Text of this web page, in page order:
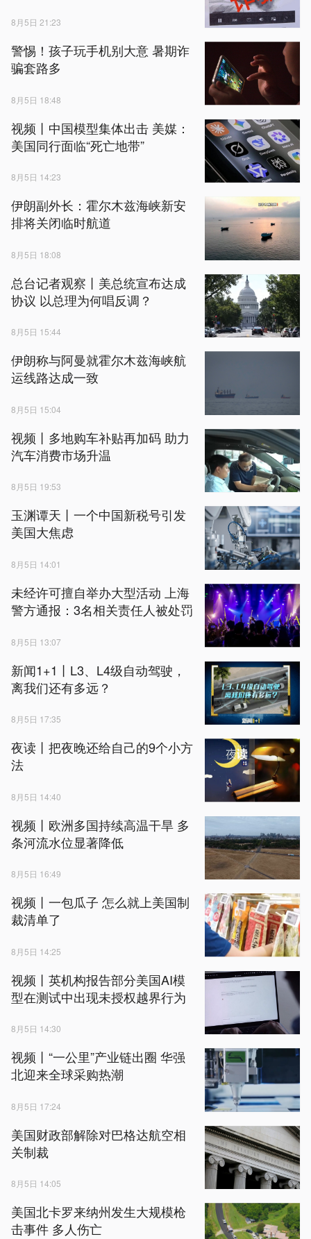
8月5日 21:23
警惕！孩子玩手机别大意 暑期诈
骗套路多
8月5日 18:48
视频丨中国模型集体出击 美媒：
美国同行面临“死亡地带”
8月5日 14:23
伊朗副外长：霍尔木兹海峡新安
排将关闭临时航道
8月5日 18:08
总台记者观察丨美总统宣布达成
协议 以总理为何唱反调？
8月5日 15:44
伊朗称与阿曼就霍尔木兹海峡航
运线路达成一致
8月5日 15:04
视频丨多地购车补贴再加码 助力
汽车消费市场升温
8月5日 19:53
玉渊谭天丨一个中国新税号引发
美国大焦虑
8月5日 14:01
未经许可擅自举办大型活动 上海
警方通报：3名相关责任人被处罚
8月5日 13:07
新闻1+1丨L3、L4级自动驾驶，
离我们还有多远？
8月5日 17:35
夜读丨把夜晚还给自己的9个小方
法
8月5日 14:40
视频丨欧洲多国持续高温干旱 多
条河流水位显著降低
8月5日 16:49
视频丨一包瓜子 怎么就上美国制
裁清单了
8月5日 14:25
视频丨英机构报告部分美国AI模
型在测试中出现未授权越界行为
8月5日 14:30
视频丨“一公里”产业链出圈 华强
北迎来全球采购热潮
8月5日 17:24
美国财政部解除对巴格达航空相
关制裁
8月5日 14:05
美国北卡罗来纳州发生大规模枪
击事件 多人伤亡